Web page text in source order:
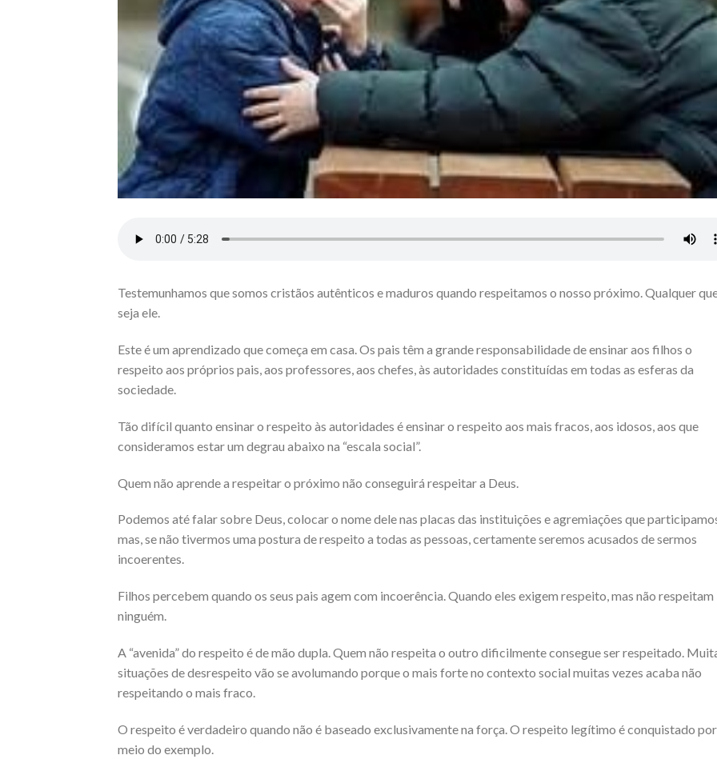
Testemunhamos que somos cristãos autênticos e maduros quando respeitamos o nosso próximo. Qualquer
seja ele.
Este é um aprendizado que começa em casa. Os pais têm a grande responsabilidade de ensinar aos filhos o
respeito aos próprios pais, aos professores, aos chefes, às autoridades constituídas em todas as esferas da
sociedade.
Tão difícil quanto ensinar o respeito às autoridades é ensinar o respeito aos mais fracos, aos idosos, aos que
consideramos estar um degrau abaixo na “escala social”.
Quem não aprende a respeitar o próximo não conseguirá respeitar a Deus.
Podemos até falar sobre Deus, colocar o nome dele nas placas das instituições e agremiações que
mas, se não tivermos uma postura de respeito a todas as pessoas, certamente seremos acusados de sermos
incoerentes.
Filhos percebem quando os seus pais agem com incoerência. Quando eles exigem respeito, mas não respeitam
ninguém.
A “avenida” do respeito é de mão dupla. Quem não respeita o outro dificilmente consegue ser respeitado.
situações de desrespeito vão se avolumando porque o mais forte no contexto social muitas vezes acaba não
respeitando o mais fraco.
O respeito é verdadeiro quando não é baseado exclusivamente na força. O respeito legítimo é conquistado por
meio do exemplo.